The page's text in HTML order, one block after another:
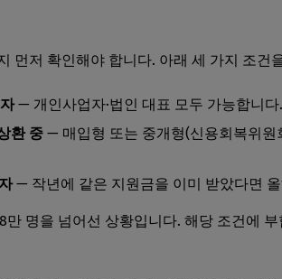
먼저 확인해야 합니다. 아래 세 가지 조건
— 개인사업자·법인 대표 모두 가능합니다.
환 중 — 매입형 또는 중개형(신용회복위원
— 작년에 같은 지원금을 이미 받았다면
만 명을 넘어선 상황입니다. 해당 조건에